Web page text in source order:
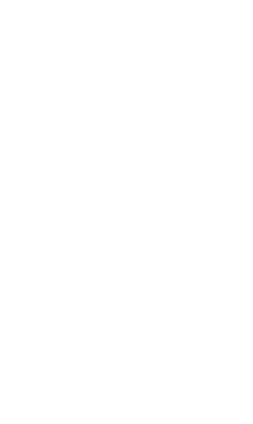
Appstarter
OPGELOST?